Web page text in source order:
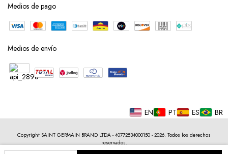
Medios de pago
Medios de envío
EN PT ES BR
Copyright SAINT GERMAIN BRAND LTDA - 40772534000150 - 2026. Todos los derechos
reservados.